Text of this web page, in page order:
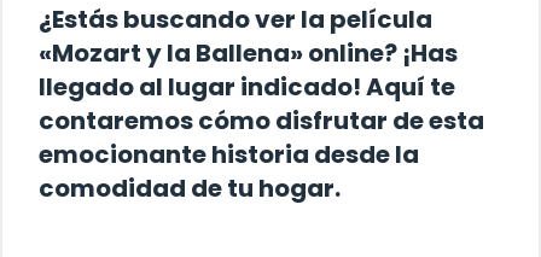
¿Estás buscando ver la película
«Mozart y la Ballena» online? ¡Has
llegado al lugar indicado! Aquí te
contaremos cómo disfrutar de esta
emocionante historia desde la
comodidad de tu hogar.